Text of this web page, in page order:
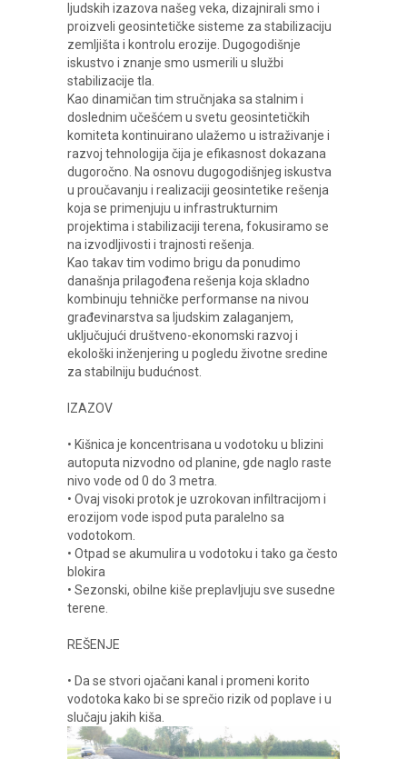
ljudskih izazova našeg veka, dizajnirali smo i
proizveli geosintetičke sisteme za stabilizaciju
zemljišta i kontrolu erozije. Dugogodišnje
iskustvo i znanje smo usmerili u službi
stabilizacije tla.
Kao dinamičan tim stručnjaka sa stalnim i
doslednim učešćem u svetu geosintetičkih
komiteta kontinuirano ulažemo u istraživanje i
razvoj tehnologija čija je efikasnost dokazana
dugoročno. Na osnovu dugogodišnjeg iskustva
u proučavanju i realizaciji geosintetike rešenja
koja se primenjuju u infrastrukturnim
projektima i stabilizaciji terena, fokusiramo se
na izvodljivosti i trajnosti rešenja.
Kao takav tim vodimo brigu da ponudimo
današnja prilagođena rešenja koja skladno
kombinuju tehničke performanse na nivou
građevinarstva sa ljudskim zalaganjem,
uključujući društveno-ekonomski razvoj i
ekološki inženjering u pogledu životne sredine
za stabilniju budućnost.
IZAZOV
• Kišnica je koncentrisana u vodotoku u blizini
autoputa nizvodno od planine, gde naglo raste
nivo vode od 0 do 3 metra.
• Ovaj visoki protok je uzrokovan infiltracijom i
erozijom vode ispod puta paralelno sa
vodotokom.
• Otpad se akumulira u vodotoku i tako ga često
blokira
• Sezonski, obilne kiše preplavljuju sve susedne
terene.
REŠENJE
• Da se stvori ojačani kanal i promeni korito
vodotoka kako bi se sprečio rizik od poplave i u
slučaju jakih kiša.